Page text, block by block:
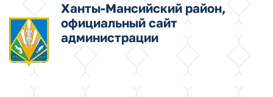
Ханты-Мансийский район,
официальный сайт
администрации